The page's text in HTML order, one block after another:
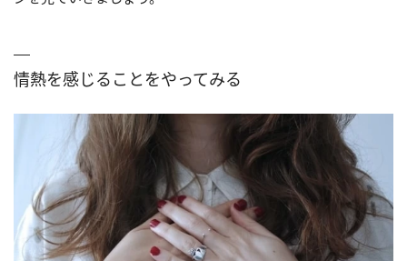
情熱を感じることをやってみる